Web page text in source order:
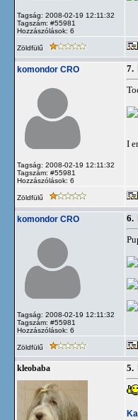
Tagság: 2008-02-19 12:11:32
Tagszám: #55981
Hozzászólások: 6
Zöldfülű
komondor CRO
Tagság: 2008-02-19 12:11:32
Tagszám: #55981
Hozzászólások: 6
7.
I
Zöldfülű
komondor CRO
Tagság: 2008-02-19 12:11:32
Tagszám: #55981
Hozzászólások: 6
6.
Zöldfülű
kleobaba 5.